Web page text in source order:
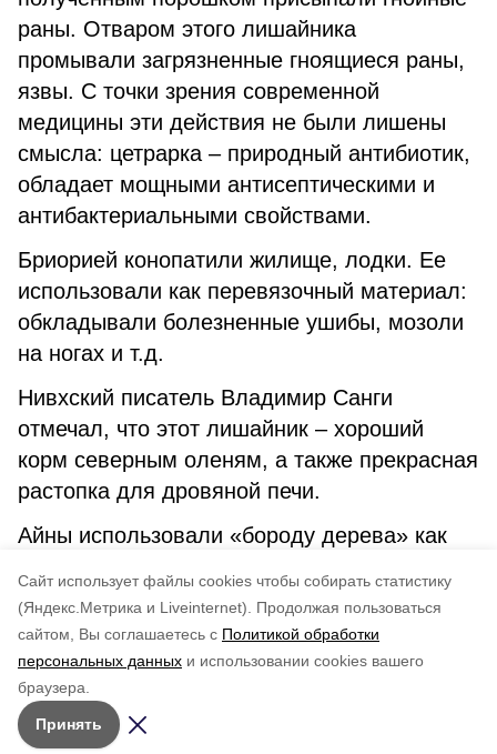
Cайт использует файлы cookies чтобы собирать статистику
(Яндекс.Метрика и Liveinternet).
Продолжая пользоваться
сайтом, Вы соглашаетесь с Политикой обработки
персональных данных и использовании cookies вашего
браузера.
Принять
раны. Отваром этого лишайника
промывали загрязненные гноящиеся раны,
язвы. С точки зрения современной
медицины эти действия не были лишены
смысла: цетрарка – природный антибиотик,
обладает мощными антисептическими и
антибактериальными свойствами.
Бриорией конопатили жилище, лодки. Ее
использовали как перевязочный материал:
обкладывали болезненные ушибы, мозоли
на ногах и т.д.
Нивхский писатель Владимир Санги
отмечал, что этот лишайник – хороший
корм северным оленям, а также прекрасная
растопка для дровяной печи.
Айны использовали «бороду дерева» как
туалетную бумагу.
по оценке
5